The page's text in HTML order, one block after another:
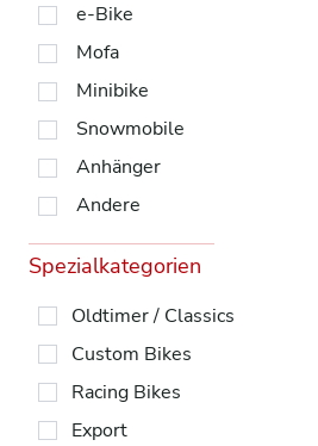
e-Bike
Mofa
Minibike
Snowmobile
Anhänger
Andere
Spezialkategorien
Oldtimer / Classics
Custom Bikes
Racing Bikes
Export